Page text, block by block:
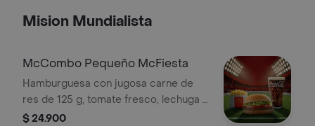
Acompañada de papas fritas grandes
Mision Mundialista
McCombo Pequeño McFiesta
Hamburguesa con jugosa carne de
res de 125 g, tomate fresco, lechuga y
salsa de tomate, en pan suave sin
$ 24.900